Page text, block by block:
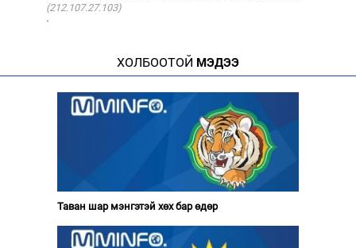
(212.107.27.103)
·
ХОЛБООТОЙ МЭДЭЭ
Таван шар мэнгэтэй хөх бар өдөр